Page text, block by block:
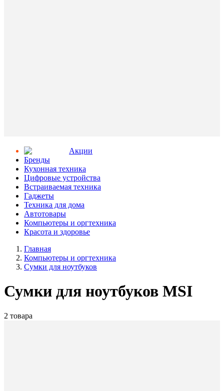
Aкции
Бренды
Кухонная техника
Цифровые устройства
Встраиваемая техника
Гаджеты
Техника для дома
Автотовары
Компьютеры и оргтехника
Красота и здоровье
Главная
Компьютеры и оргтехника
Сумки для ноутбуков
Сумки для ноутбуков MSI
2 товара